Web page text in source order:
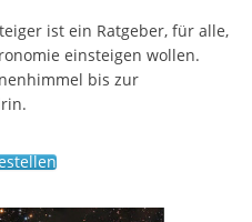
ist ein Ratgeber, für alle,
einsteigen wollen.
bis zur